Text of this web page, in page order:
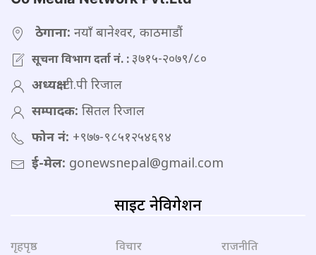
ठेगाना: नयाँ बानेश्वर, काठमाडौं
सूचना विभाग दर्ता नं. :३७१५-२०७९/८०
अध्यक्ष:टी.पी रिजाल
सम्पादक: सितल रिजाल
फोन नं: +९७७-९८५१२५४६९४
ई-मेल: gonewsnepal@gmail.com
साइट नेविगेशन
गृहपृष्ठ
विचार
राजनीति